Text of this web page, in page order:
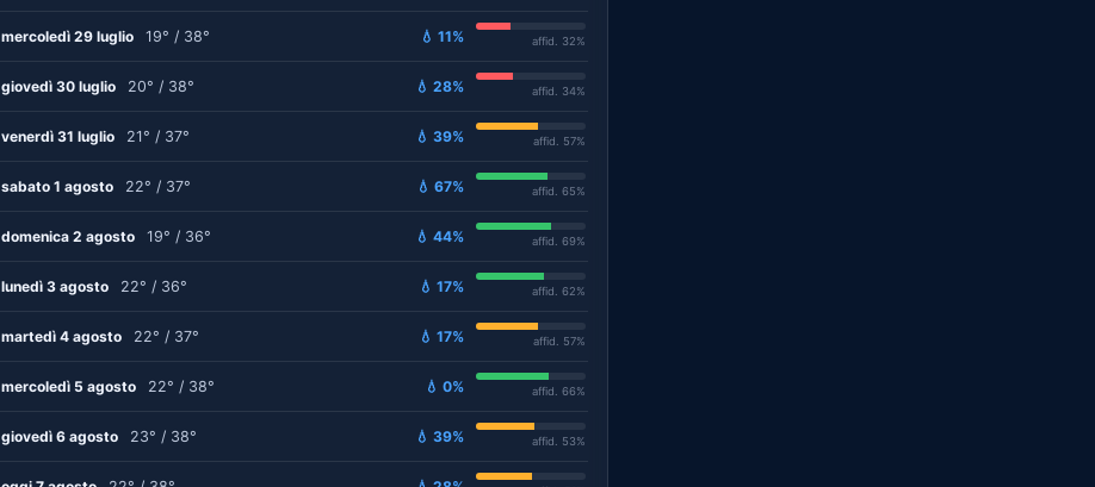
mercoledì 29 luglio 19° / 38° 💧 11% affid. 32%
giovedì 30 luglio 20° / 38° 💧 28% affid. 34%
venerdì 31 luglio 21° / 37° 💧 39% affid. 57%
sabato 1 agosto 22° / 37° 💧 67% affid. 65%
domenica 2 agosto 19° / 36° 💧 44% affid. 69%
lunedì 3 agosto 22° / 36° 💧 17% affid. 62%
martedì 4 agosto 22° / 37° 💧 17% affid. 57%
mercoledì 5 agosto 22° / 38° 💧 0% affid. 66%
giovedì 6 agosto 23° / 38° 💧 39% affid. 53%